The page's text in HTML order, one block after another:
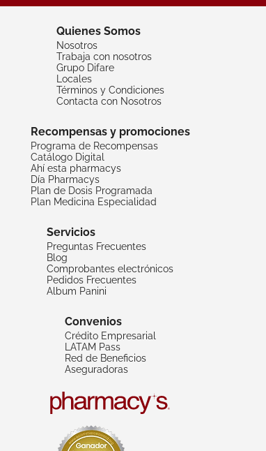
Quienes Somos
Nosotros
Trabaja con nosotros
Grupo Difare
Locales
Términos y Condiciones
Contacta con Nosotros
Recompensas y promociones
Programa de Recompensas
Catálogo Digital
Ahí esta pharmacys
Día Pharmacys
Plan de Dosis Programada
Plan Medicina Especialidad
Servicios
Preguntas Frecuentes
Blog
Comprobantes electrónicos
Pedidos Frecuentes
Album Panini
Convenios
Crédito Empresarial
LATAM Pass
Red de Beneficios
Aseguradoras